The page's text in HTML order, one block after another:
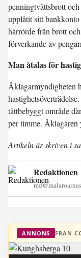
penningtvättsbrott
upplåtit sitt
härrörde från brott
förverkande av
Man åtalas för
Åklagarmyndigheten
tättbebyggt område
per timme. Åklagaren
Artikeln är skriven i
Redaktionen
ANNONS FRÅN